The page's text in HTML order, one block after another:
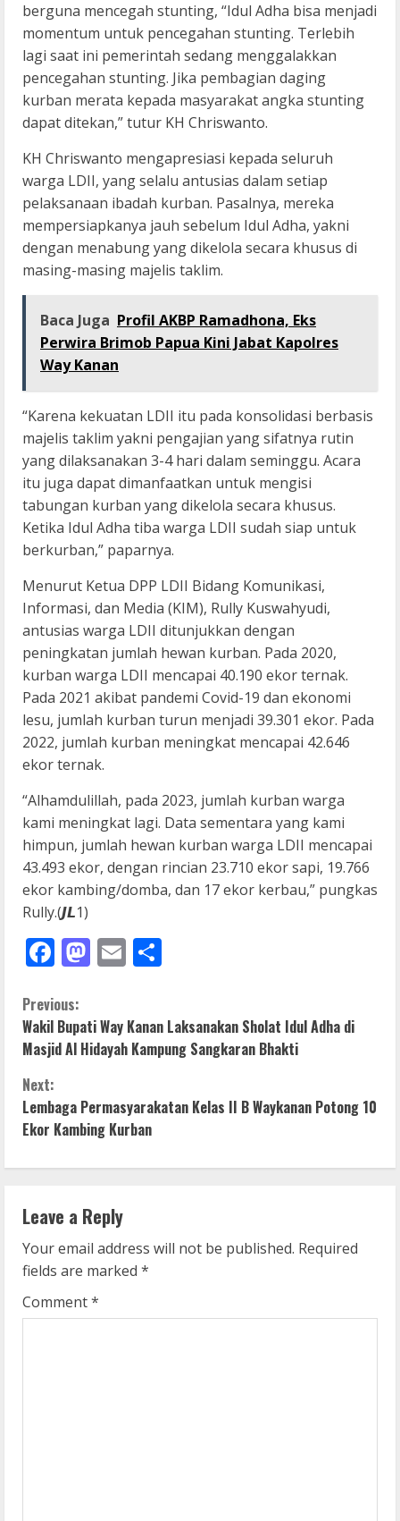
berguna mencegah stunting, “Idul Adha bisa menjadi
momentum untuk pencegahan stunting. Terlebih
lagi saat ini pemerintah sedang menggalakkan
pencegahan stunting. Jika pembagian daging
kurban merata kepada masyarakat angka stunting
dapat ditekan,” tutur KH Chriswanto.
KH Chriswanto mengapresiasi kepada seluruh
warga LDII, yang selalu antusias dalam setiap
pelaksanaan ibadah kurban. Pasalnya, mereka
mempersiapkanya jauh sebelum Idul Adha, yakni
dengan menabung yang dikelola secara khusus di
masing-masing majelis taklim.
Baca Juga Profil AKBP Ramadhona, Eks
Perwira Brimob Papua Kini Jabat Kapolres
Way Kanan
“Karena kekuatan LDII itu pada konsolidasi berbasis
majelis taklim yakni pengajian yang sifatnya rutin
yang dilaksanakan 3-4 hari dalam seminggu. Acara
itu juga dapat dimanfaatkan untuk mengisi
tabungan kurban yang dikelola secara khusus.
Ketika Idul Adha tiba warga LDII sudah siap untuk
berkurban,” paparnya.
Menurut Ketua DPP LDII Bidang Komunikasi,
Informasi, dan Media (KIM), Rully Kuswahyudi,
antusias warga LDII ditunjukkan dengan
peningkatan jumlah hewan kurban. Pada 2020,
kurban warga LDII mencapai 40.190 ekor ternak.
Pada 2021 akibat pandemi Covid-19 dan ekonomi
lesu, jumlah kurban turun menjadi 39.301 ekor. Pada
2022, jumlah kurban meningkat mencapai 42.646
ekor ternak.
“Alhamdulillah, pada 2023, jumlah kurban warga
kami meningkat lagi. Data sementara yang kami
himpun, jumlah hewan kurban warga LDII mencapai
43.493 ekor, dengan rincian 23.710 ekor sapi, 19.766
ekor kambing/domba, dan 17 ekor kerbau,” pungkas
Rully.(𝙅𝙇1)
Facebook
Mastodon
Email
C
o
n
t
i
n
u
e
R
Previous:
Wakil Bupati Way Kanan Laksanakan Sholat Idul Adha di
Masjid Al Hidayah Kampung Sangkaran Bhakti
Next:
Lembaga Permasyarakatan Kelas II B Waykanan Potong 10
Ekor Kambing Kurban
Leave a Reply
Your email address will not be published. Required
fields are marked *
Comment*